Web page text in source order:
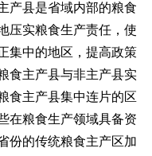
产县是省域内部的粮食
压实粮食生产责任，使
集中的地区，提高政策
食主产县与非主产县实
食主产县集中连片的区
在粮食生产领域具备资
份的传统粮食主产区加